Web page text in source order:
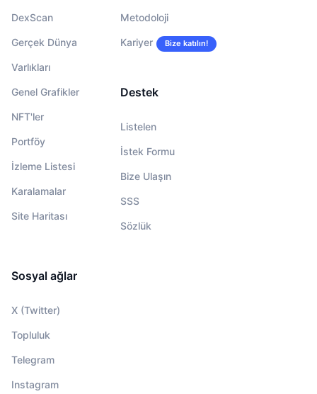
DexScan
Gerçek Dünya
Varlıkları
Genel Grafikler
NFT'ler
Portföy
İzleme Listesi
Karalamalar
Site Haritası
Metodoloji
Kariyer Bize katılın!
Destek
Listelen
İstek Formu
Bize Ulaşın
SSS
Sözlük
Sosyal ağlar
X (Twitter)
Topluluk
Telegram
Instagram